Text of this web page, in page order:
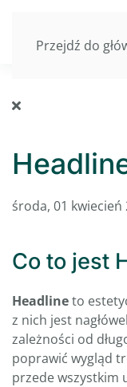
Przejdź do
środa, 01 kwiecień
Co to jest
Headlineto
z nich jest
zależności od
poprawić wygląd
przede wszystkim